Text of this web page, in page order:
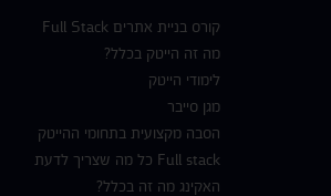
קורס בניית אתרים Full Stack
מה זה הייטק בכלל?
לימודי הייטק
מגן סייבר
הסבה מקצועית בתחומי ההייטק
Full stack כל מה שצריך לדעת
האקינג מה זה בכלל?